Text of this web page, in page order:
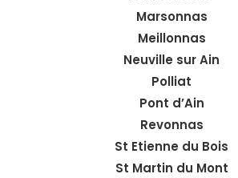
Marsonnas
Meillonnas
Neuville sur Ain
Polliat
Pont d’Ain
Revonnas
St Etienne du Bois
St Martin du Mont